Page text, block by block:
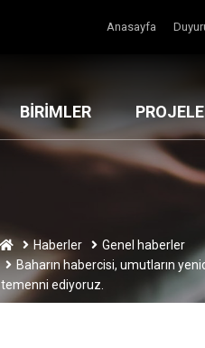
Anasayfa
BİRİMLER
Haberler
Genel haberler
Baharın habercisi, umutların
temenni ediyoruz.